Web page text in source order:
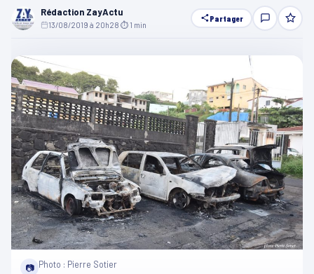
Rédaction ZayActu
13/08/2019 à 20h28 ⏱ 1 min
Partager
📷 Photo : Pierre Sotier